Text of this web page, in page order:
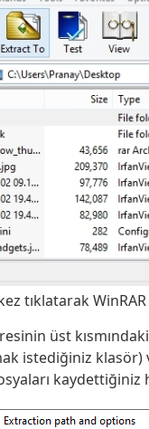
tıklatarak
üst
istediğiniz klasör)